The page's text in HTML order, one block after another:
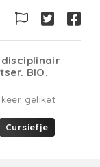
BIO.
keer geliket
Cursiefje